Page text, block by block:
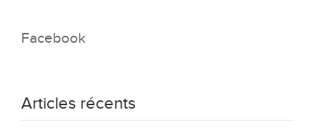
Facebook
Articles récents